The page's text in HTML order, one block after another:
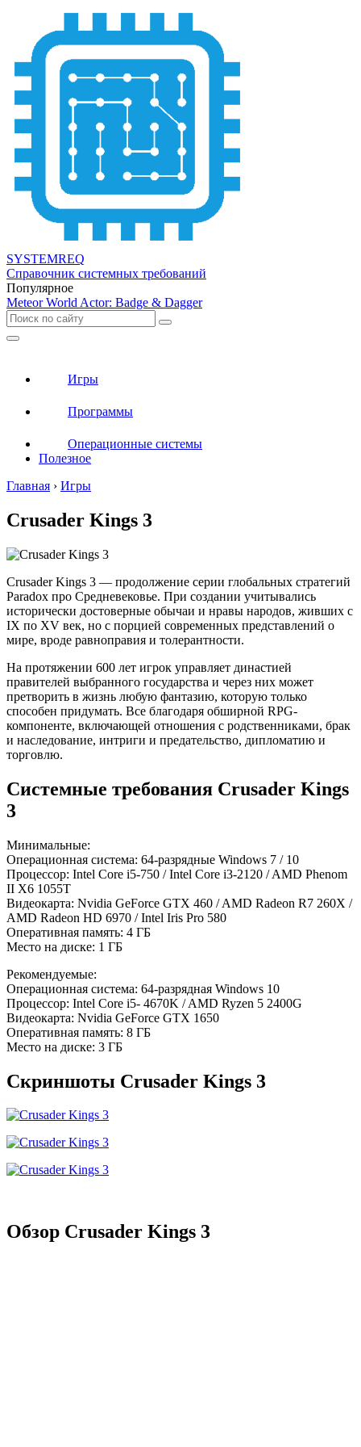
SYSTEMREQ
Справочник системных требований
Популярное
Meteor World Actor: Badge & Dagger
Игры
Программы
Операционные системы
Полезное
Главная › Игры
Crusader Kings 3
Crusader Kings 3 — продолжение серии глобальных стратегий
Paradox про Средневековье. При создании учитывались
исторически достоверные обычаи и нравы народов, живших с
IX по XV век, но с порцией современных представлений о
мире, вроде равноправия и толерантности.
На протяжении 600 лет игрок управляет династией
правителей выбранного государства и через них может
претворить в жизнь любую фантазию, которую только
способен придумать. Все благодаря обширной RPG-
компоненте, включающей отношения с родственниками, брак
и наследование, интриги и предательство, дипломатию и
торговлю.
Системные требования Crusader Kings
3
Минимальные:
Операционная система: 64-разрядные Windows 7 / 10
Процессор: Intel Core i5-750 / Intel Core i3-2120 / AMD Phenom
II X6 1055T
Видеокарта: Nvidia GeForce GTX 460 / AMD Radeon R7 260X /
AMD Radeon HD 6970 / Intel Iris Pro 580
Оперативная память: 4 ГБ
Место на диске: 1 ГБ
Рекомендуемые:
Операционная система: 64-разрядная Windows 10
Процессор: Intel Core i5- 4670K / AMD Ryzen 5 2400G
Видеокарта: Nvidia GeForce GTX 1650
Оперативная память: 8 ГБ
Место на диске: 3 ГБ
Скриншоты Crusader Kings 3
Обзор Crusader Kings 3